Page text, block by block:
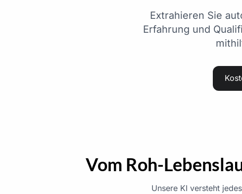
Extrahieren Sie
Erfahrung und
Vom Roh-
Unsere KI versteht